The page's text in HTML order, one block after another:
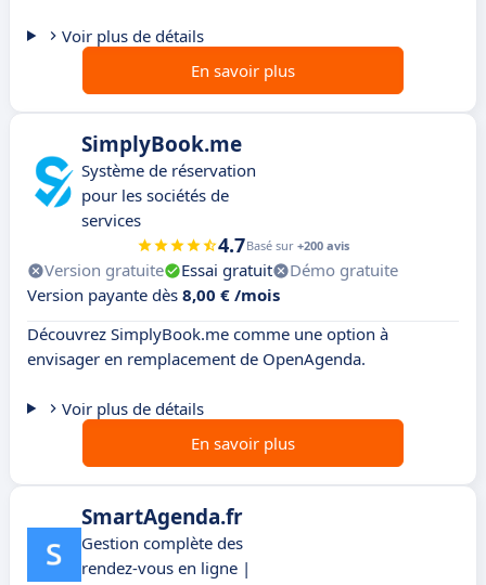
Voir plus de détails
En savoir plus
SimplyBook.me
Système de réservation
pour les sociétés de
services
4.7Basé sur +200 avis
Version gratuite Essai gratuit
Démo gratuite
Version payante dès 8,00 € /mois
Découvrez SimplyBook.me comme une option à
envisager en remplacement de OpenAgenda.
Voir plus de détails
En savoir plus
SmartAgenda.fr
Gestion complète des
rendez-vous en ligne |